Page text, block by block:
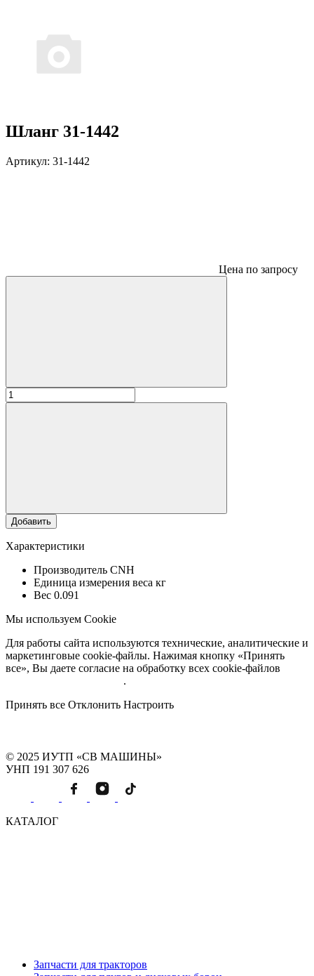
Шланг 31-1442
Артикул: 31-1442
Цена по запросу
Добавить
Характеристики
Производитель CNH
Единица измерения веса кг
Вес 0.091
Мы используем Cookie
Для работы сайта используются технические, аналитические и
маркетинговые cookie-файлы. Нажимая кнопку «Принять
все», Вы даете согласие на обработку всех cookie-файлов
.
Принять все Отклонить Настроить
© 2025 ИУТП «СВ МАШИНЫ»
УНП 191 307 626
КАТАЛОГ
Запчасти для тракторов